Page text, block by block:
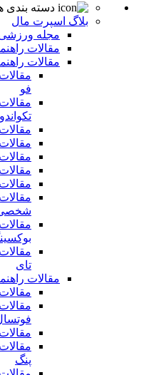
دسته بندی
بلاگ اسپرت مال
مجله
مقالات
مقالات
فو
تکواندو
تای
مقالات
پنگ